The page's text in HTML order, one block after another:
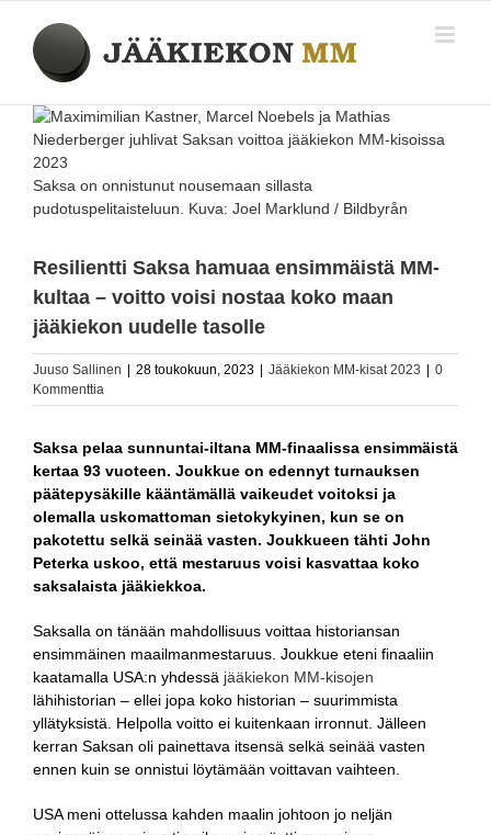
content
Katso
kuvaa
isompana
Saksa on onnistunut nousemaan sillasta
pudotuspelitaisteluun. Kuva: Joel Marklund / Bildbyrån
Resilientti Saksa hamuaa ensimmäistä MM-
kultaa – voitto voisi nostaa koko maan
jääkiekon uudelle tasolle
Juuso Sallinen 28 toukokuun, 2023 Jääkiekon MM-kisat 2023
0
Kommenttia
Saksa pelaa sunnuntai-iltana MM-finaalissa ensimmäistä
kertaa 93 vuoteen. Joukkue on edennyt turnauksen
päätepysäkille kääntämällä vaikeudet voitoksi ja
olemalla uskomattoman sietokykyinen, kun se on
pakotettu selkä seinää vasten. Joukkueen tähti John
Peterka uskoo, että mestaruus voisi kasvattaa koko
saksalaista jääkiekkoa.
Saksalla on tänään mahdollisuus voittaa historiansan
ensimmäinen maailmanmestaruus. Joukkue eteni finaaliin
kaatamalla USA:n yhdessä jääkiekon MM-kisojen
lähihistorian – ellei jopa koko historian – suurimmista
yllätyksistä. Helpolla voitto ei kuitenkaan irronnut. Jälleen
kerran Saksan oli painettava itsensä selkä seinää vasten
ennen kuin se onnistui löytämään voittavan vaihteen.
USA meni ottelussa kahden maalin johtoon jo neljän